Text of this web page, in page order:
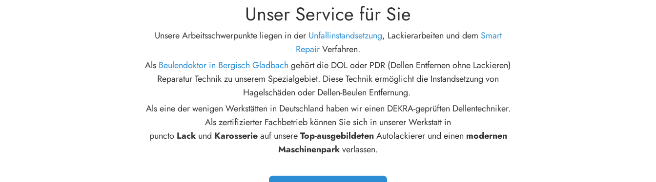
Unser Service für Sie
Unsere Arbeitsschwerpunkte liegen in der Unfallinstandsetzung, Lackierarbeiten und dem Smart
RepairVerfahren.
Als Beulendoktor in Bergisch Gladbach gehört die DOL oder PDR (Dellen Entfernen ohne Lackieren)
Reparatur Technik zu unserem Spezialgebiet. Diese Technik ermöglicht die Instandsetzung von
Hagelschäden oder Dellen-Beulen Entfernung.
Als eine der wenigen Werkstätten in Deutschland haben wir einen DEKRA-geprüften Dellentechniker.
Als zertifizierter Fachbetrieb können Sie sich in unserer Werkstatt in
puncto Lackund Karosserieauf unsereTop-ausgebildetenAutolackierer und einen modernen
Maschinenparkverlassen.